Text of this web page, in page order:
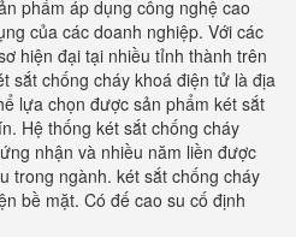
phẩm áp dụng công nghệ cao
của các doanh nghiệp. Với các
hiện đại tại nhiều tỉnh thành trên
sắt chống cháy khoá điện tử là địa
lựa chọn được sản phẩm két sắt
Hệ thống két sắt chống cháy
nhận và nhiều năm liền được
trong ngành. két sắt chống cháy
bề mặt. Có đế cao su cố định